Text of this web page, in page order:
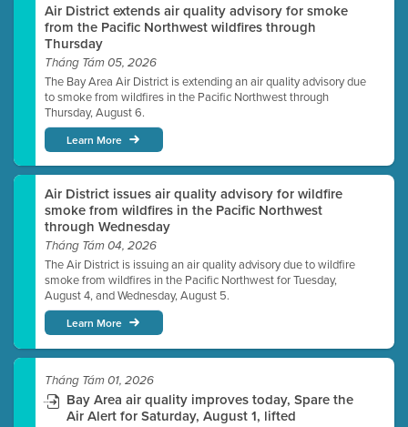
Air District extends air quality advisory for smoke
from the Pacific Northwest wildfires through
Thursday
Tháng Tám 05, 2026
The Bay Area Air District is extending an air quality advisory due
to smoke from wildfires in the Pacific Northwest through
Thursday, August 6.
Learn More
Air District issues air quality advisory for wildfire
smoke from wildfires in the Pacific Northwest
through Wednesday
Tháng Tám 04, 2026
The Air District is issuing an air quality advisory due to wildfire
smoke from wildfires in the Pacific Northwest for Tuesday,
August 4, and Wednesday, August 5.
Learn More
Tháng Tám 01, 2026
Bay Area air quality improves today, Spare the
Air Alert for Saturday, August 1, lifted